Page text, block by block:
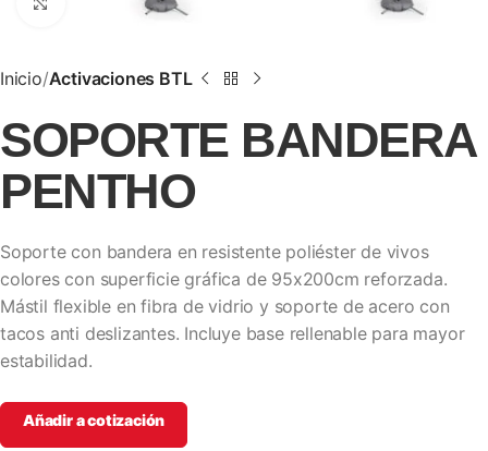
Inicio Activaciones BTL
SOPORTE BANDERA
PENTHO
Soporte con bandera en resistente poliéster de vivos
colores con superficie gráfica de 95x200cm reforzada.
Mástil flexible en fibra de vidrio y soporte de acero con
tacos anti deslizantes. Incluye base rellenable para mayor
estabilidad.
Añadir a cotización